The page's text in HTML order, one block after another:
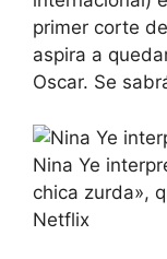
primer corte
aspira a
Oscar. Se
Nina Ye
chica zurda»,
Netflix